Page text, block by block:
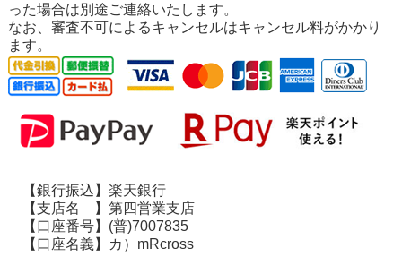
った場合は別途ご連絡いたします。
なお、審査不可によるキャンセルはキャンセル料がかかり
ます。
【銀行振込】楽天銀行
【支店名 】第四営業支店
【口座番号】(普)7007835
【口座名義】カ）mRcross